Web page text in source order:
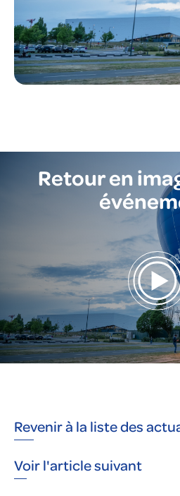
Retour en
Revenir à la liste des
Voir l'article suivant